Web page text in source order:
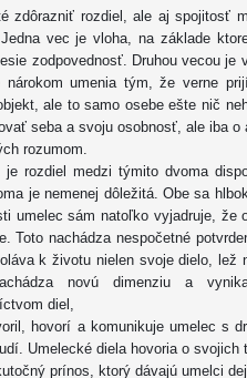
zdôrazniť rozdiel, ale aj spojitosť
vec je vloha, na základe
zodpovednosť. Druhou vecou
nárokom umenia tým, že verne
ale to samo osebe ešte nič
seba a svoju osobnosť, ale iba
rozumom.
rozdiel medzi týmito dvoma
je nemenej dôležitá. Obe sa
umelec sám natoľko vyjadruje, že
Toto nachádza nespočetné
k životu nielen svoje dielo,
novú dimenziu a
diel,
hovorí a komunikuje umelec s
Umelecké diela hovoria o
prínos, ktorý dávajú umelci